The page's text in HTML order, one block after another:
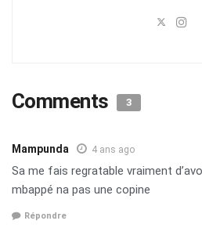
Comments 3
Mampunda 4 ans ago
Sa me fais regratable vraiment
mbappé na pas une copine
Répondre